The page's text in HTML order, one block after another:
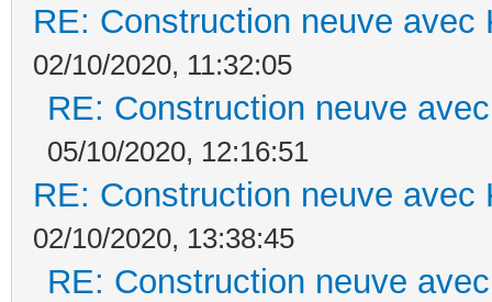
RE: Construction neuve avec
02/10/2020, 11:32:05
RE: Construction neuve
05/10/2020, 12:16:51
RE: Construction neuve avec
02/10/2020, 13:38:45
RE: Construction neuve